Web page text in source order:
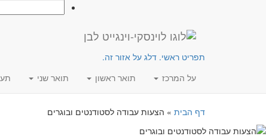
תפריט ראשי. דלג על אזור זה.
על המרכז
תואר ראשון תואר שני
דף הבית » הצעות עבודה לסטודנטים ובוגרים